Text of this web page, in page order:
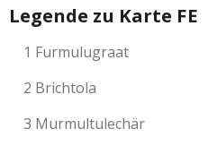
Legende zu Karte FE
1 Furmulugraat
2 Brichtola
3 Murmultulechär